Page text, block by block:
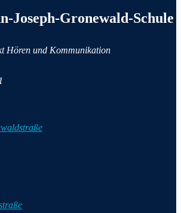
Joseph-Gronewald-Schule
Hören und Kommunikation
1